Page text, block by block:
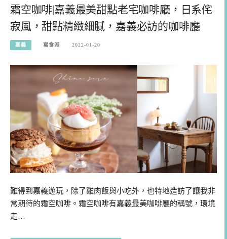
霜空咖啡|嘉義最美甜點老宅咖啡廳，日系侘
寂風，甜點精緻細膩，嘉義必訪的咖啡廳
嘉義 寫食派 2022-01-20
難得到嘉義遊玩，除了雞肉飯與小吃外，也特地造訪了讓我非
常期待的霜空咖啡。霜空咖啡有嘉義最美咖啡廳的稱號，環境
走…